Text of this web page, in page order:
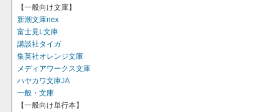
【一般向け文庫】
新潮文庫nex
富士見L文庫
講談社タイガ
集英社オレンジ文庫
メディアワークス文庫
ハヤカワ文庫JA
一般・文庫
【一般向け単行本】